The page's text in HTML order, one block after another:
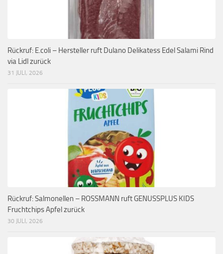
Rückruf: E.coli – Hersteller ruft Dulano Delikatess Edel Salami Rind
via Lidl zurück
31 JULI, 2026
Rückruf: Salmonellen – ROSSMANN ruft GENUSSPLUS KIDS
Fruchtchips Apfel zurück
30 JULI, 2026